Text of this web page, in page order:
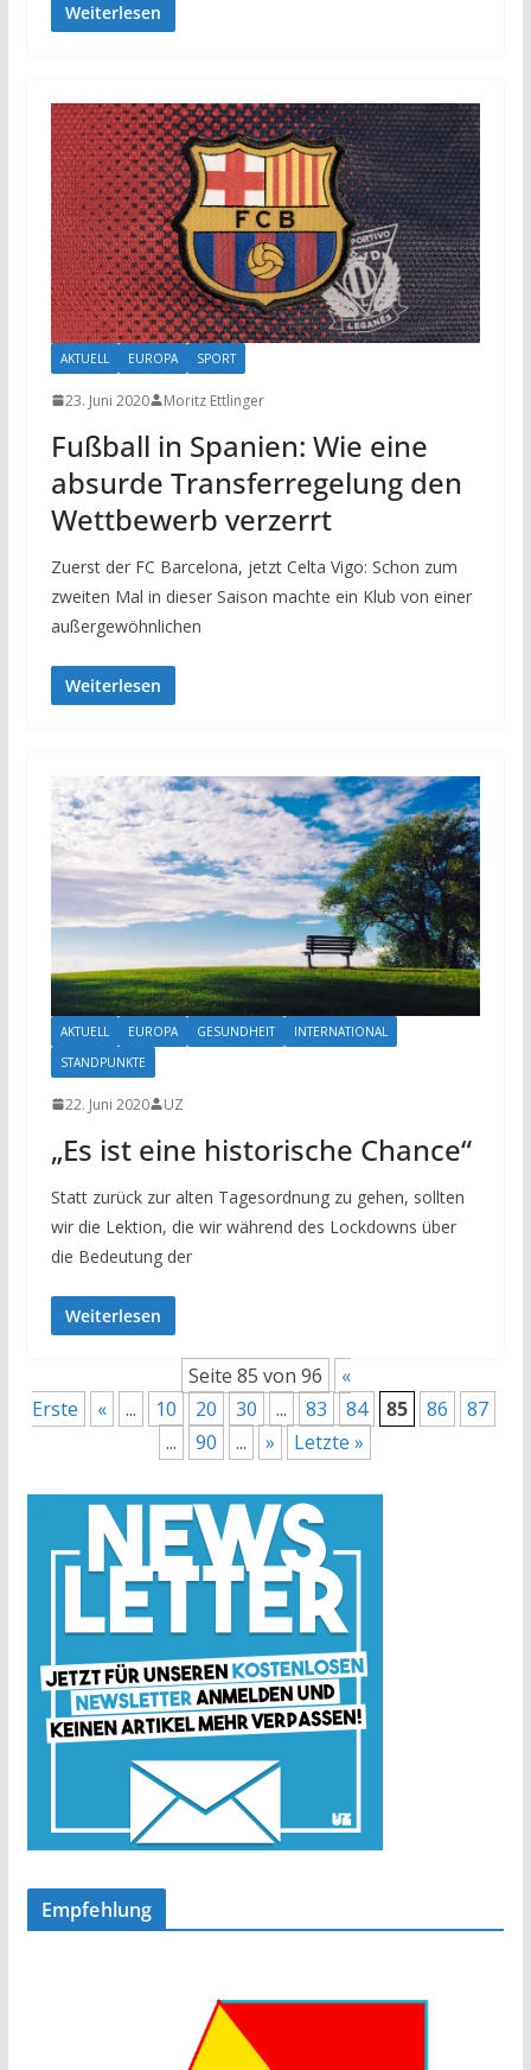
Weiterlesen
AKTUELL EUROPA SPORT
23. Juni 2020 Moritz Ettlinger
Fußball in Spanien: Wie eine
absurde Transferregelung den
Wettbewerb verzerrt
Zuerst der FC Barcelona, jetzt Celta Vigo: Schon zum
zweiten Mal in dieser Saison machte ein Klub von einer
außergewöhnlichen
Weiterlesen
AKTUELL EUROPA GESUNDHEIT
INTERNATIONAL
STANDPUNKTE
22. Juni 2020 UZ
„Es ist eine historische Chance“
Statt zurück zur alten Tagesordnung zu gehen, sollten
wir die Lektion, die wir während des Lockdowns über
die Bedeutung der
Weiterlesen
Seite 85 von 96
«
Erste
« ... 10 20 30 ... 83 84 85 86
87
...
90 ... » Letzte »
Empfehlung